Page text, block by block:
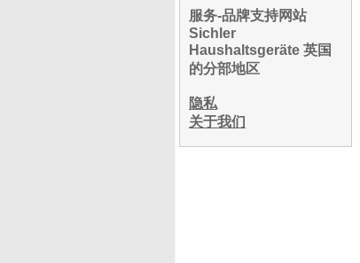
服务-品牌支持网站
Sichler
Haushaltsgeräte 英国
的分部地区
隐私
关于我们